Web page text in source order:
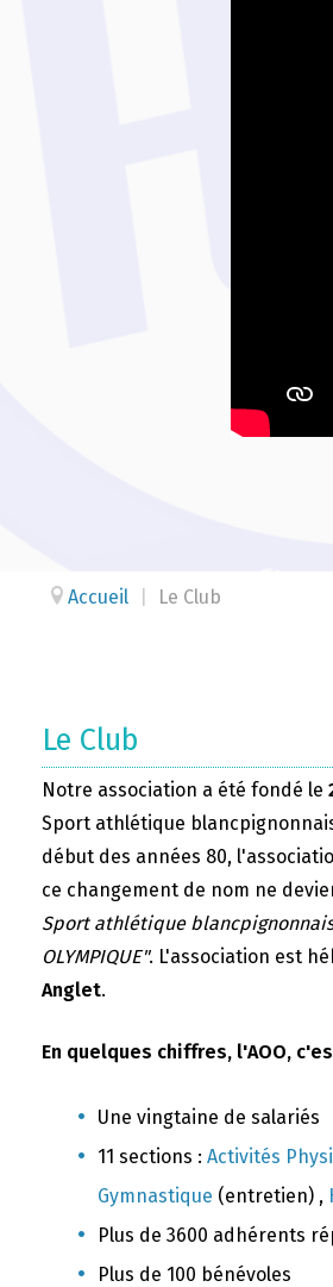
Accueil Le Club
Le Club
Notre association a été fondé le
Sport athlétique
début des années 80,
ce changement de nom ne
Sport athlétique
OLYMPIQUE". L'association est
Anglet.
En quelques chiffres, l'AOO,
Une vingtaine de salariés
11 sections : Activités
Gymnastique (entretien) ,
Plus de 3600 adhérents
Plus de 100 bénévoles